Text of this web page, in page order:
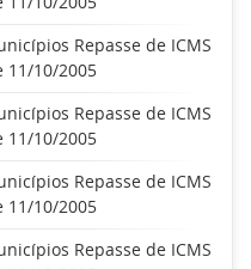
Repasse de ICMS
11/10/2005
Repasse de ICMS
11/10/2005
Repasse de ICMS
11/10/2005
Repasse de ICMS